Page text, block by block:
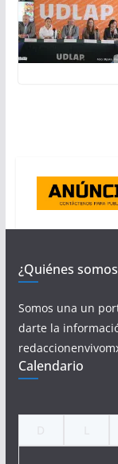
¿Quiénes
Somos una un
darte la
Calendario